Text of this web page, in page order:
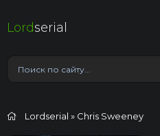
Lordserial
Lordserial » Chris Sweeney